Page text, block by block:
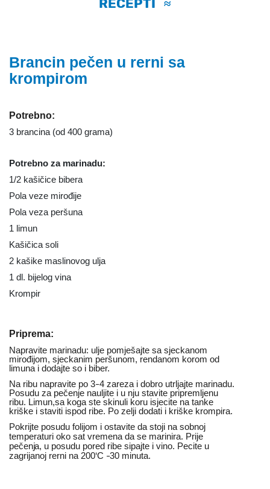
RECEPTI ≈
Brancin pečen u rerni sa
krompirom
Potrebno:
3 brancina (od 400 grama)
Potrebno za marinadu:
1/2 kašičice bibera
Pola veze mirođije
Pola veza peršuna
1 limun
Kašičica soli
2 kašike maslinovog ulja
1 dl. bijelog vina
Krompir
Priprema:
Napravite marinadu: ulje pomješajte sa sjeckanom
mirođijom, sjeckanim peršunom, rendanom korom od
limuna i dodajte so i biber.
Na ribu napravite po 3-4 zareza i dobro utrljajte marinadu.
Posudu za pečenje nauljite i u nju stavite pripremljenu
ribu. Limun,sa koga ste skinuli koru isjecite na tanke
kriške i staviti ispod ribe. Po zelji dodati i kriške krompira.
Pokrijte posudu folijom i ostavite da stoji na sobnoj
temperaturi oko sat vremena da se marinira. Prije
pečenja, u posudu pored ribe sipajte i vino. Pecite u
zagrijanoj rerni na 200‘C -30 minuta.